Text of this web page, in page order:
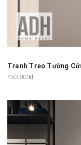
Tranh Treo Tường
450.000₫